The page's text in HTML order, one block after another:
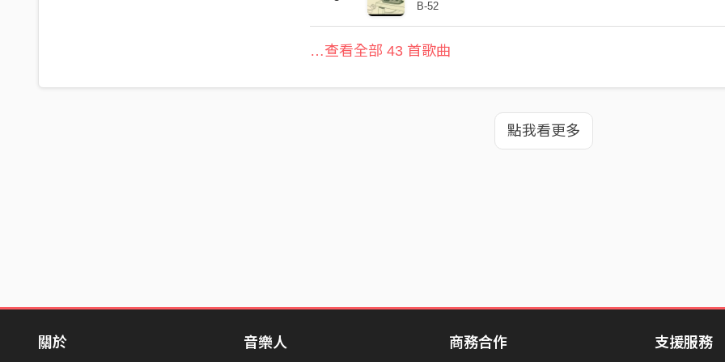
B-52
…查看全部 43 首歌曲
點我看更多
關於 音樂人 商務合作 支援服務